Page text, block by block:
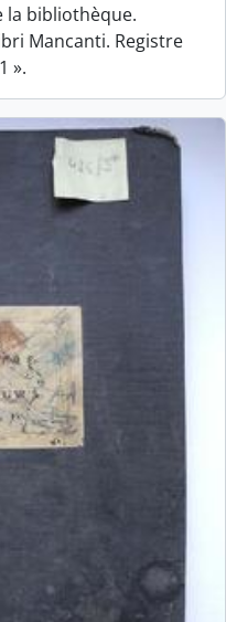
la bibliothèque.
Mancanti. Registre
».